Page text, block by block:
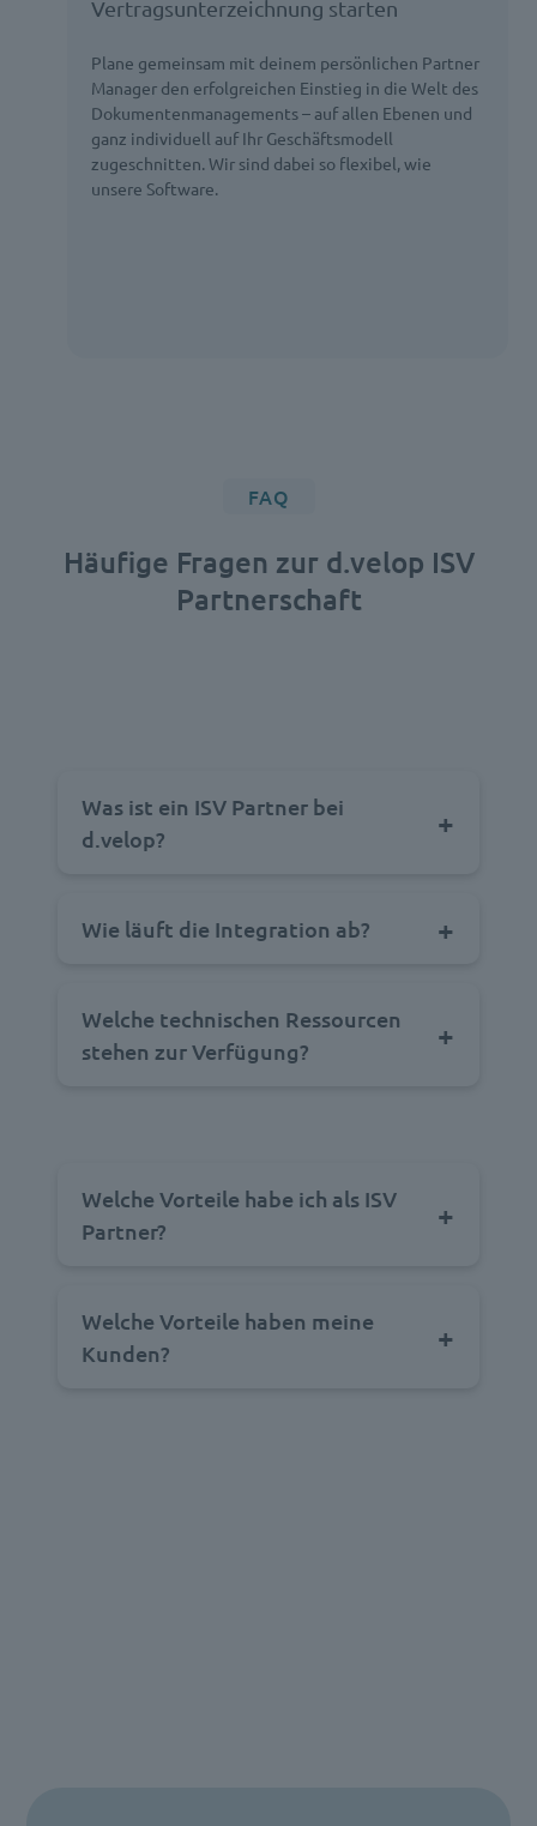
Vertragsunterzeichnung starten
Plane gemeinsam mit deinem persönlichen Partner
Manager den erfolgreichen Einstieg in die Welt des
Dokumentenmanagements – auf allen Ebenen und
ganz individuell auf Ihr Geschäftsmodell
zugeschnitten. Wir sind dabei so flexibel, wie
unsere Software.
FAQ
Häufige Fragen zur d.velop ISV
Partnerschaft
Was ist ein ISV Partner bei
d.velop?
Wie läuft die Integration ab?
Welche technischen Ressourcen
stehen zur Verfügung?
Welche Vorteile habe ich als ISV
Partner?
Welche Vorteile haben meine
Kunden?